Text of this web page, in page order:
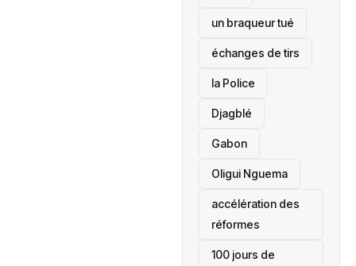
un braqueur tué
échanges de tirs
la Police
Djagblé
Gabon
Oligui Nguema
accélération des
réformes
100 jours de